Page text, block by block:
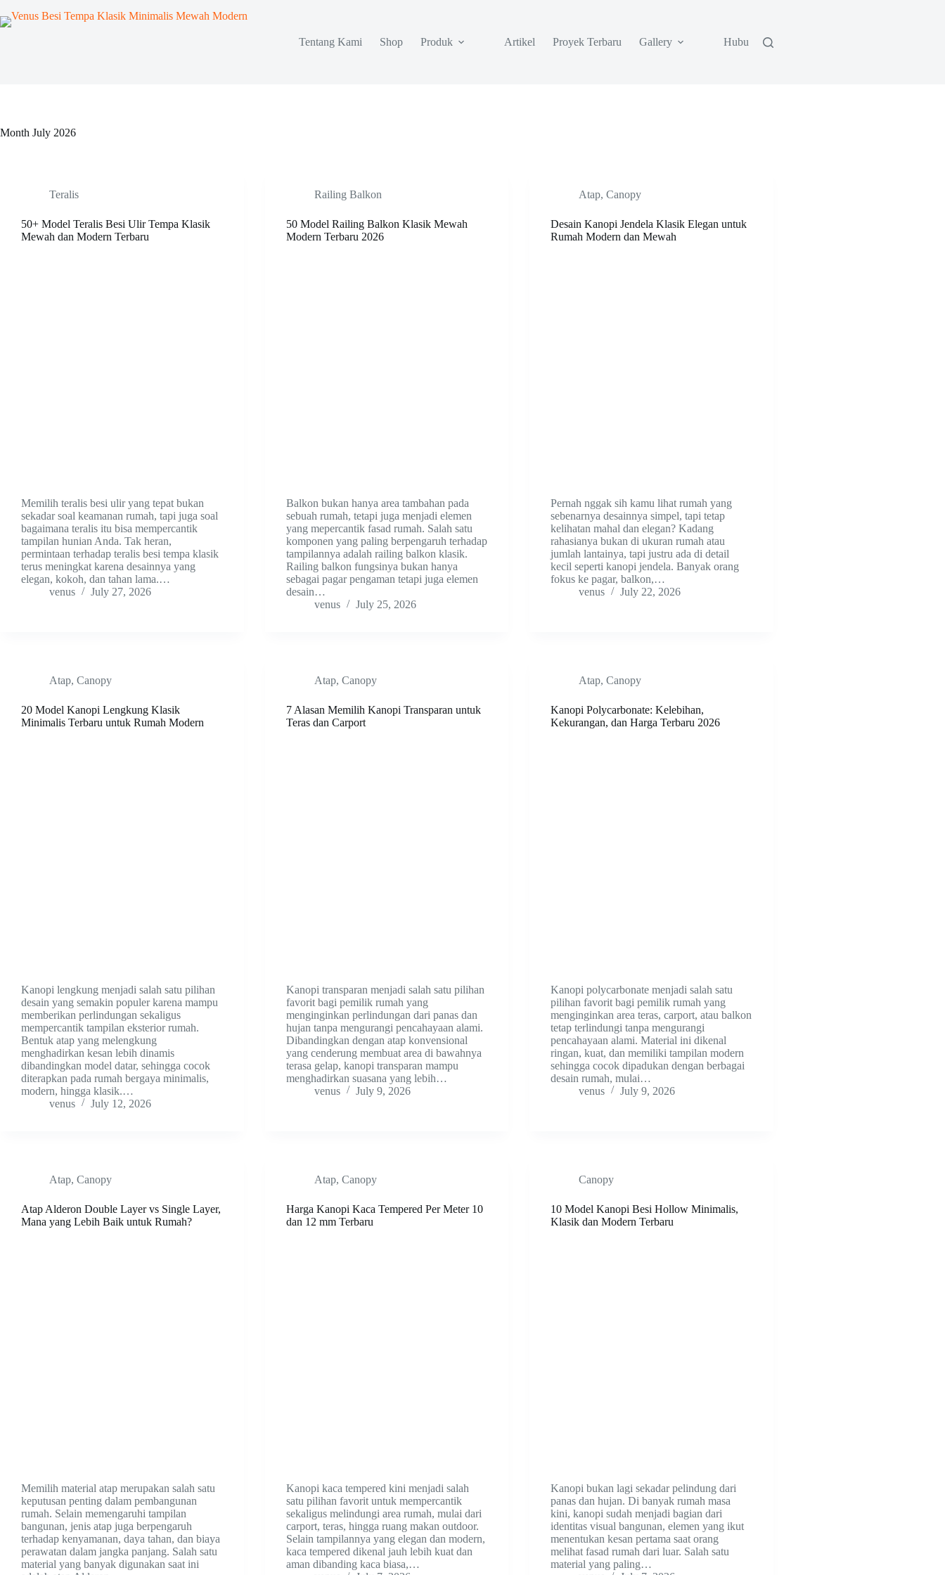
to
content
Tentang Kami
Shop Produk Artikel Proyek Terbaru Gallery Hubungi Kami
Month July 2026
Teralis
50+ Model Teralis Besi Ulir Tempa Klasik
Mewah dan Modern Terbaru
Memilih teralis besi ulir yang tepat bukan
sekadar soal keamanan rumah, tapi juga soal
bagaimana teralis itu bisa mempercantik
tampilan hunian Anda. Tak heran,
permintaan terhadap teralis besi tempa klasik
terus meningkat karena desainnya yang
elegan, kokoh, dan tahan lama.…
venus
July 27, 2026
Railing Balkon
50 Model Railing Balkon Klasik Mewah
Modern Terbaru 2026
Balkon bukan hanya area tambahan pada
sebuah rumah, tetapi juga menjadi elemen
yang mepercantik fasad rumah. Salah satu
komponen yang paling berpengaruh terhadap
tampilannya adalah railing balkon klasik.
Railing balkon fungsinya bukan hanya
sebagai pagar pengaman tetapi juga elemen
desain…
venus
July 25, 2026
Atap,Canopy
Desain Kanopi Jendela Klasik Elegan untuk
Rumah Modern dan Mewah
Pernah nggak sih kamu lihat rumah yang
sebenarnya desainnya simpel, tapi tetap
kelihatan mahal dan elegan? Kadang
rahasianya bukan di ukuran rumah atau
jumlah lantainya, tapi justru ada di detail
kecil seperti kanopi jendela. Banyak orang
fokus ke pagar, balkon,…
venus
July 22, 2026
Atap, Canopy
20 Model Kanopi Lengkung Klasik
Minimalis Terbaru untuk Rumah Modern
Kanopi lengkung menjadi salah satu pilihan
desain yang semakin populer karena mampu
memberikan perlindungan sekaligus
mempercantik tampilan eksterior rumah.
Bentuk atap yang melengkung
menghadirkan kesan lebih dinamis
dibandingkan model datar, sehingga cocok
diterapkan pada rumah bergaya minimalis,
modern, hingga klasik.…
venus
July 12, 2026
Atap, Canopy
7 Alasan Memilih Kanopi Transparan untuk
Teras dan Carport
Kanopi transparan menjadi salah satu pilihan
favorit bagi pemilik rumah yang
menginginkan perlindungan dari panas dan
hujan tanpa mengurangi pencahayaan alami.
Dibandingkan dengan atap konvensional
yang cenderung membuat area di bawahnya
terasa gelap, kanopi transparan mampu
menghadirkan suasana yang lebih…
venus
July 9, 2026
Atap,Canopy
Kanopi Polycarbonate: Kelebihan,
Kekurangan, dan Harga Terbaru 2026
Kanopi polycarbonate menjadi salah satu
pilihan favorit bagi pemilik rumah yang
menginginkan area teras, carport, atau balkon
tetap terlindungi tanpa mengurangi
pencahayaan alami. Material ini dikenal
ringan, kuat, dan memiliki tampilan modern
sehingga cocok dipadukan dengan berbagai
desain rumah, mulai…
venus
July 9, 2026
Atap, Canopy
Atap Alderon Double Layer vs Single Layer,
Mana yang Lebih Baik untuk Rumah?
Memilih material atap merupakan salah satu
keputusan penting dalam pembangunan
rumah. Selain memengaruhi tampilan
bangunan, jenis atap juga berpengaruh
terhadap kenyamanan, daya tahan, dan biaya
perawatan dalam jangka panjang. Salah satu
material yang banyak digunakan saat ini
Atap, Canopy
Harga Kanopi Kaca Tempered Per Meter 10
dan 12 mm Terbaru
Kanopi kaca tempered kini menjadi salah
satu pilihan favorit untuk mempercantik
sekaligus melindungi area rumah, mulai dari
carport, teras, hingga ruang makan outdoor.
Selain tampilannya yang elegan dan modern,
kaca tempered dikenal jauh lebih kuat dan
aman dibanding kaca biasa,…
Canopy
10 Model Kanopi Besi Hollow Minimalis,
Klasik dan Modern Terbaru
Kanopi bukan lagi sekadar pelindung dari
panas dan hujan. Di banyak rumah masa
kini, kanopi sudah menjadi bagian dari
identitas visual bangunan, elemen yang ikut
menentukan kesan pertama saat orang
melihat fasad rumah dari luar. Salah satu
material yang paling…